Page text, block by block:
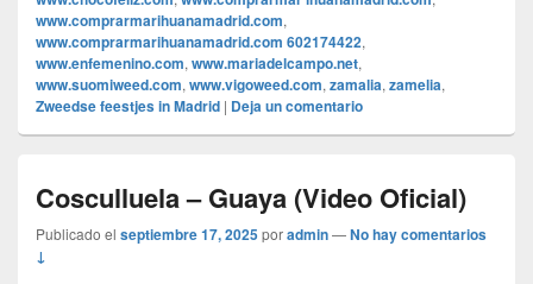
www.comprarmarihuanamadrid.com,
www.comprarmarihuanamadrid.com 602174422,
www.enfemenino.com, www.mariadelcampo.net,
www.suomiweed.com, www.vigoweed.com, zamalia, zamelia,
Zweedse feestjes in Madrid | Deja un comentario
Cosculluela – Guaya (Video Oficial)
Publicado el septiembre 17, 2025poradmin—No hay comentarios
↓